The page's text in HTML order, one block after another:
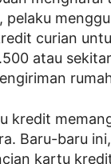
pelaku
curian
atau
kredit
Baru-baru
kartu